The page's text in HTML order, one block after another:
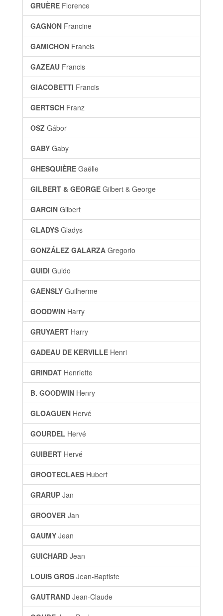
GRUÈRE Florence
GAGNON Francine
GAMICHON Francis
GAZEAU Francis
GIACOBETTI Francis
GERTSCH Franz
OSZ Gábor
GABY Gaby
GHESQUIÈRE Gaëlle
GILBERT & GEORGE Gilbert & George
GARCIN Gilbert
GLADYS Gladys
GONZÁLEZ GALARZA Gregorio
GUIDI Guido
GAENSLY Guilherme
GOODWIN Harry
GRUYAERT Harry
GADEAU DE KERVILLE Henri
GRINDAT Henriette
B. GOODWIN Henry
GLOAGUEN Hervé
GOURDEL Hervé
GUIBERT Hervé
GROOTECLAES Hubert
GRARUP Jan
GROOVER Jan
GAUMY Jean
GUICHARD Jean
LOUIS GROS Jean-Baptiste
GAUTRAND Jean-Claude